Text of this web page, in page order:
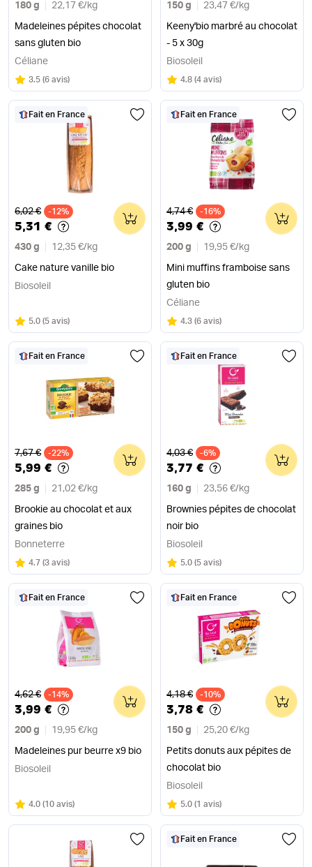
180 g 22,17 €/ kg
Madeleines pépites chocolat
sans gluten bio
Céliane
Note
3.5 sur 5
(6 avis)
150 g 23,47 €/ kg
Keeny'bio marbré au chocolat
- 5 x 30g
Biosoleil
Note
4.8 sur 5
(4 avis)
Fait en France
Ancien prix
6,02 € -12%
5,31 €
430 g 12,35 €/ kg
Cake nature vanille bio
0
Biosoleil
Note
5.0 sur 5
(5 avis)
Fait en France
Ancien prix
4,74 € -16%
3,99 €
200 g 19,95 €/ kg
Mini muffins framboise sans
gluten bio
0
Céliane
Note
4.3 sur 5
(6 avis)
Fait en France
Ancien prix
7,67 € -22%
5,99 €
285 g 21,02 €/ kg
Brookie au chocolat et aux
graines bio
0
Bonneterre
Note
4.7 sur 5
(3 avis)
Fait en France
Ancien prix
4,03 € -6%
3,77 €
160 g 23,56 €/ kg
Brownies pépites de chocolat
noir bio
0
Biosoleil
Note
5.0 sur 5
(5 avis)
Fait en France
Ancien prix
4,62 € -14%
3,99 €
200 g 19,95 €/ kg
Madeleines pur beurre x9 bio
0
Biosoleil
Note
4.0 sur 5
(10 avis)
Fait en France
Ancien prix
4,18 € -10%
3,78 €
150 g 25,20 €/ kg
Petits donuts aux pépites de
chocolat bio
0
Biosoleil
Note
5.0 sur 5
(1 avis)
Fait en France